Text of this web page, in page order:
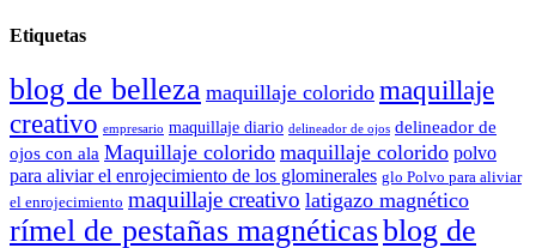
Etiquetas
blog de belleza maquillaje colorido maquillaje
creativo empresario maquillaje diario delineador de ojos delineador de
ojos con ala Maquillaje colorido maquillaje colorido polvo
para aliviar el enrojecimiento de los glominerales glo Polvo para aliviar
el enrojecimiento maquillaje creativo latigazo magnético
rímel de pestañas magnéticasblog de